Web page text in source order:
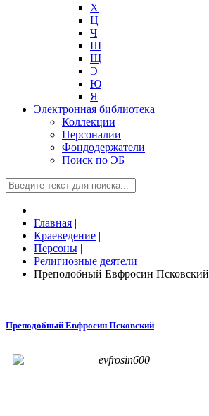
Х
Ц
Ч
Ш
Щ
Э
Ю
Я
Электронная библиотека
Коллекции
Персоналии
Фондодержатели
Поиск по ЭБ
Главная |
Краеведение |
Персоны |
Религиозные деятели |
Преподобный Евфросин Псковский
Преподобный Евфросин Псковский